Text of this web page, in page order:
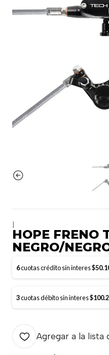
HOPE FRENO
NEGRO/
6cuotas crédito sin interes
3cuotas débito sin interes
Agregar a la lista